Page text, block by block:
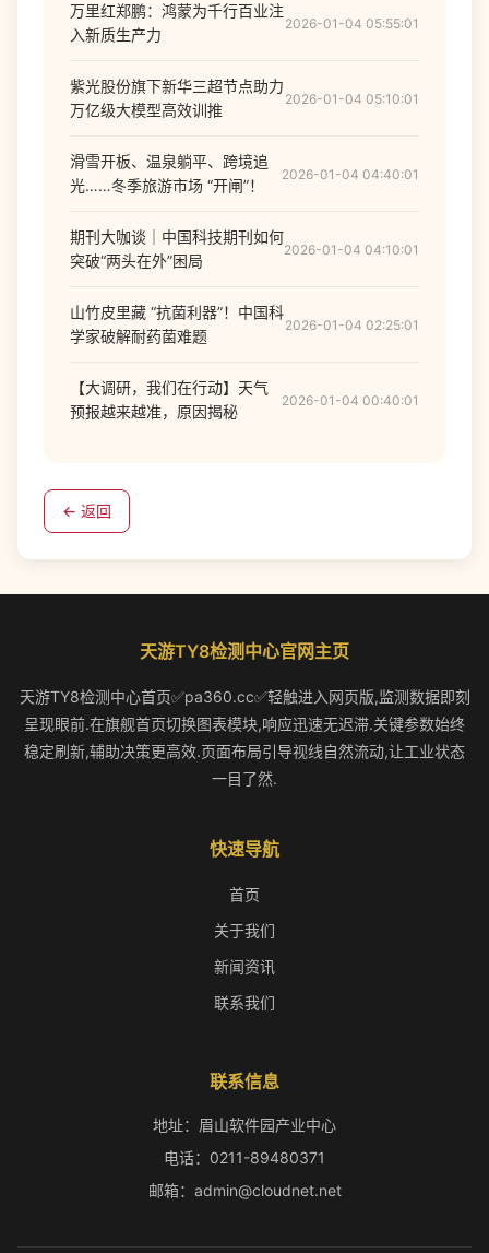
万里红郑鹏：鸿蒙为千行百业注
入新质生产力
2026-01-04 05:55:01
紫光股份旗下新华三超节点助力
万亿级大模型高效训推
2026-01-04 05:10:01
滑雪开板、温泉躺平、跨境追
光……冬季旅游市场 “开闸”！
2026-01-04 04:40:01
期刊大咖谈｜中国科技期刊如何
突破“两头在外”困局
2026-01-04 04:10:01
山竹皮里藏 “抗菌利器”！中国科
学家破解耐药菌难题
2026-01-04 02:25:01
【大调研，我们在行动】天气
预报越来越准，原因揭秘
2026-01-04 00:40:01
← 返回
天游TY8检测中心官网主页
天游TY8检测中心首页✅pa360.cc✅轻触进入网页版,监测数据即刻
呈现眼前.在旗舰首页切换图表模块,响应迅速无迟滞.关键参数始终
稳定刷新,辅助决策更高效.页面布局引导视线自然流动,让工业状态
一目了然.
快速导航
首页
关于我们
新闻资讯
联系我们
联系信息
地址：眉山软件园产业中心
电话：0211-89480371
邮箱：admin@cloudnet.net